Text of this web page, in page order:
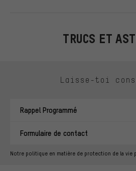
TRUCS ET
Laisse-toi
Rappel Programmé
Formulaire de contact
Notre politique en matière de protection de la vie